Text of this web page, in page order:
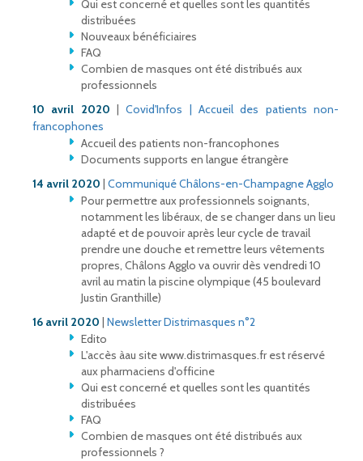
Qui est concerné et quelles sont les quantités
distribuées
Nouveaux bénéficiaires
FAQ
Combien de masques ont été distribués aux
professionnels
10 avril 2020 |Covid'Infos | Accueil des patients non-
francophones
Accueil des patients non-francophones
Documents supports en langue étrangère
14 avril 2020 | Communiqué Châlons-en-Champagne Agglo
Pour permettre aux professionnels soignants,
notamment les libéraux, de se changer dans un lieu
adapté et de pouvoir après leur cycle de travail
prendre une douche et remettre leurs vêtements
propres, Châlons Agglo va ouvrir dès vendredi 10
avril au matin la piscine olympique (45 boulevard
Justin Granthille)
16 avril 2020 | Newsletter Distrimasques n°2
Edito
L'accès àau site www.distrimasques.fr est réservé
aux pharmaciens d'officine
Qui est concerné et quelles sont les quantités
distribuées
FAQ
Combien de masques ont été distribués aux
professionnels ?